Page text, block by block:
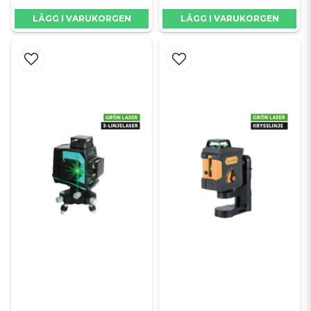
starkt infallande dagsljus.
Röda lasrar är å andra sidan ofta mer skonsamma mot plånboken och
prisvärt och funktionellt alternativ för mindre inomhusrenoveringar
meters avstånd, behöver du komplettera din laser med en speciell
lasermottagare för utomhusbruk. Mottagaren känner av laserstrålen
elektroniskt och piper när du hamnar på rätt höjd, vilket gör att du
kan arbeta på långa avstånd även mitt på ljusa dagen.
Smarta funktioner för plattsättning
och installationer
LÄGG I VARUKORGEN LÄGG I VARUKORGEN